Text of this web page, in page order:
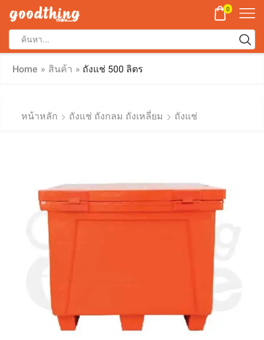
0
Home » สินค้า » ถังแช่ 500 ลิตร
หน้าหลัก ถังแช่ ถังกลม ถังเหลี่ยม ถังแช่